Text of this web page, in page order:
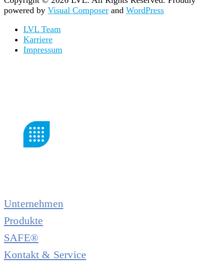
powered by Visual Composer and WordPress
LVL Team
Karriere
Impressum
Unternehmen
Produkte
SAFE®
Kontakt & Service